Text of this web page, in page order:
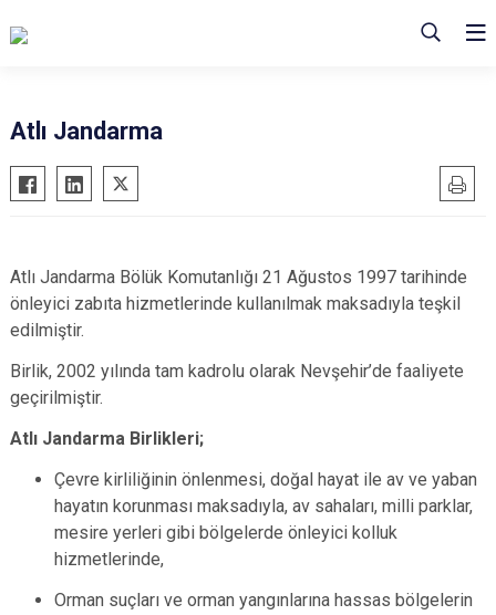
Atlı Jandarma
Atlı Jandarma Bölük Komutanlığı 21 Ağustos 1997 tarihinde
önleyici zabıta hizmetlerinde kullanılmak maksadıyla teşkil
edilmiştir.
Birlik, 2002 yılında tam kadrolu olarak Nevşehir’de faaliyete
geçirilmiştir.
Atlı Jandarma Birlikleri;
Çevre kirliliğinin önlenmesi, doğal hayat ile av ve yaban
hayatın korunması maksadıyla, av sahaları, milli parklar,
mesire yerleri gibi bölgelerde önleyici kolluk
hizmetlerinde,
Orman suçları ve orman yangınlarına hassas bölgelerin